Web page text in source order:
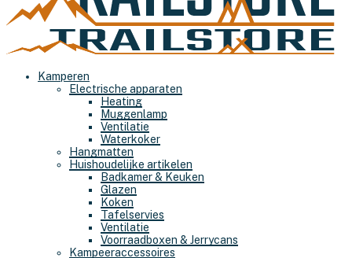
Kamperen
Electrische apparaten
Heating
Muggenlamp
Ventilatie
Waterkoker
Hangmatten
Huishoudelijke artikelen
Badkamer & Keuken
Glazen
Koken
Tafelservies
Ventilatie
Voorraadboxen & Jerrycans
Kampeeraccessoires